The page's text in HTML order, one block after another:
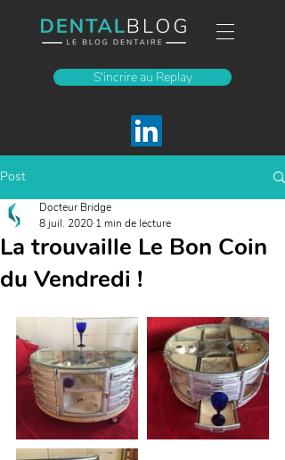
S'incrire au Replay
Post
La trouvaille Le Bon Coin
du Vendredi !
Docteur Bridge
8 juil. 2020 1 min de lecture